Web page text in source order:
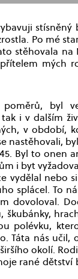
Po mé
stěhovala
mých
byl
i v dalším
v období,
nastěhovali,
Byl to onen
i byt
vydělal nebo
splácel. To
dovoloval.
polévku,
Táta nás
okolí.
rané dětství